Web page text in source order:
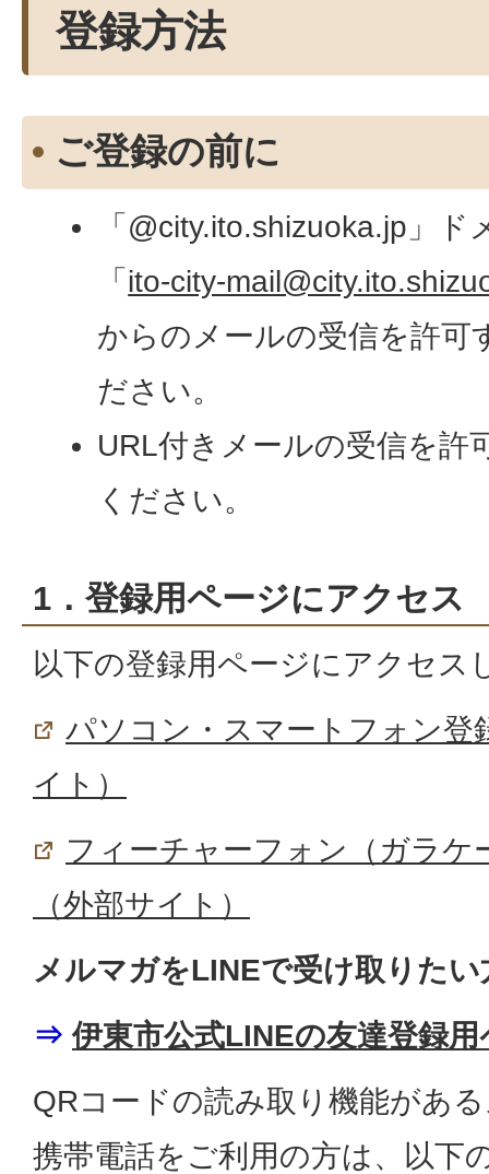
登録方法
ご登録の前に
「@city.ito.shizuoka.jp」
「 ito-city-
からのメールの受信を許可
ださい。
URL付きメールの受信を許
ください。
1．登録用ページにアクセス
以下の登録用ページにアクセス
パソコン・スマートフォン登
イト）
フィーチャーフォン（ガラケ
（外部サイト）
メルマガをLINEで受け取りた
⇒伊東市公式LINEの友達登録用
QRコードの読み取り機能があ
携帯電話をご利用の方は、以下